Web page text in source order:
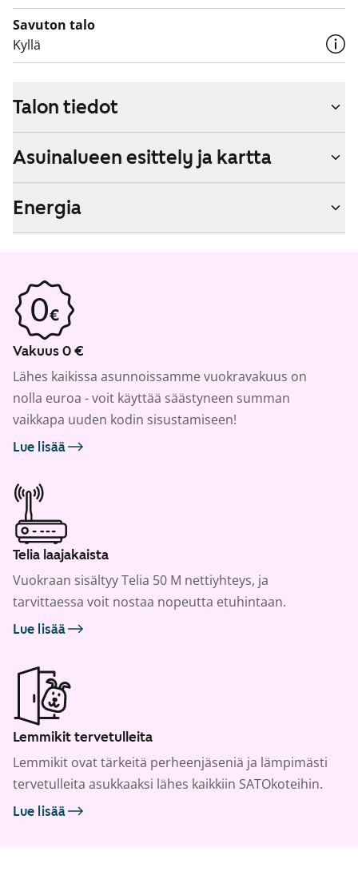
Savuton talo
Kyllä
Talon tiedot
Asuinalueen esittely ja kartta
Energia
Vakuus 0 €
Lähes kaikissa asunnoissamme vuokravakuus on
nolla euroa - voit käyttää säästyneen summan
vaikkapa uuden kodin sisustamiseen!
Lue lisää
Telia laajakaista
Vuokraan sisältyy Telia 50 M nettiyhteys, ja
tarvittaessa voit nostaa nopeutta etuhintaan.
Lue lisää
Lemmikit tervetulleita
Lemmikit ovat tärkeitä perheenjäseniä ja lämpimästi
tervetulleita asukkaaksi lähes kaikkiin SATOkoteihin.
Lue lisää